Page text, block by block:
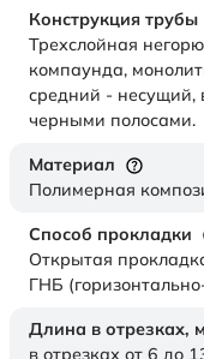
Конструкция трубы
Трехслойная
компаунда,
средний - несущий,
черными полосами.
Материал
Полимерная
Способ прокладки
Открытая
ГНБ
Длина в отрезках, м